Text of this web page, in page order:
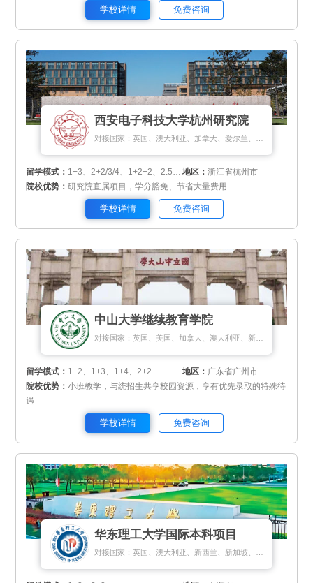
学校详情 免费咨询
西安电子科技大学杭州研究院
对接国家：英国、澳大利亚、加拿大、爱尔兰、新西兰、新加坡、马来西亚、匈牙利、瑞士、俄罗斯、斯里兰卡、蒙古国
留学模式： 1+3、2+2/3/4、1+2+2、2.5+1+0.5 地区：浙江省杭州市
院校优势：研究院直属项目，学分豁免、节省大量费用
学校详情 免费咨询
中山大学继续教育学院
留学模式： 1+2、1+3、1+4、2+2 地区： 广东省广州市
院校优势：小班教学，与统招生共享校园资源，享有优先录取的特殊待
遇
学校详情 免费咨询
华东理工大学国际本科项目